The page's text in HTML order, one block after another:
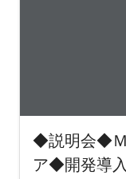
◆説明会◆Ｍ
ア◆開発導